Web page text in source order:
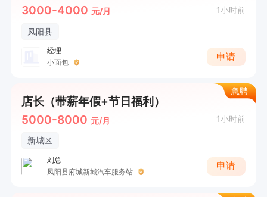
3000-4000 元/月 1小时前
凤阳县
经理
小面包
申请
急聘
店长（带薪年假+节日福利）
5000-8000 元/月 1小时前
新城区
刘总
凤阳县府城新城汽车服务站
申请